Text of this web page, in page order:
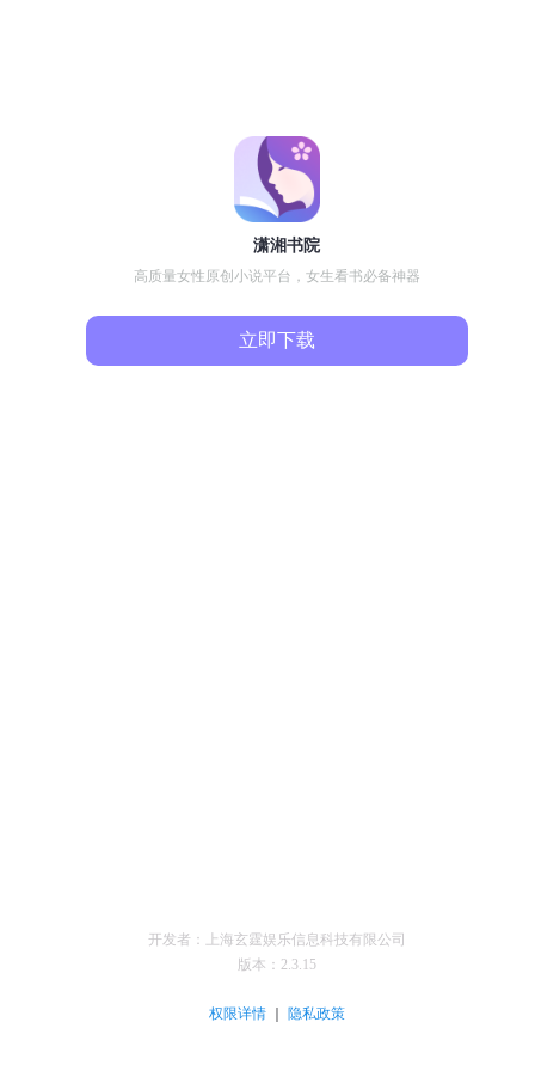
潇湘书院
高质量女性原创小说平台，女生看书必备神器
立即下载
开发者：上海玄霆娱乐信息科技有限公司
版本： 2.3.15
权限详情 ｜ 隐私政策